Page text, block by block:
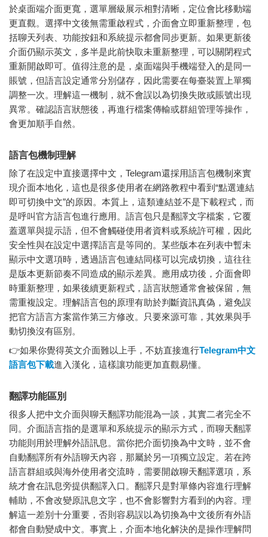
於桌面端介面更寬，選單層級展示相對清晰，定位會比移動端
更直觀。選擇中文後無需重啟程式，介面會立即重新整理，包
括聊天列表、功能按鈕和系統提示都會同步更新。如果更新後
介面仍顯示英文，多半是此前快取未重新整理，可以關閉程式
重新開啟即可。值得注意的是，桌面端與手機端登入的是同一
賬號，但語言設定通常分別儲存，因此需要在每臺裝置上單獨
調整一次。理解這一機制，就不會誤以為切換失敗或賬號出現
異常。確認語言狀態後，再進行檔案傳輸或群組管理等操作，
會更加順手自然。
語言包機制理解
除了在設定中直接選擇中文，Telegram還採用語言包機制來實
現介面本地化，這也是很多使用者在網路教程中看到“點選連結
即可切換中文”的原因。本質上，這類連結並不是下載程式，而
是呼叫官方語言包進行應用。語言包只是翻譯文字檔案，它覆
蓋選單與提示語，但不會觸碰使用者資料或系統許可權，因此
安全性與在設定中選擇語言是等同的。某些版本在列表中暫未
顯示中文選項時，透過語言包連結同樣可以完成切換，這往往
是版本更新節奏不同造成的顯示差異。應用成功後，介面會即
時重新整理，如果後續更新程式，語言狀態通常會被保留，無
需重複設定。理解語言包的原理有助於判斷資訊真偽，避免誤
把官方語言方案當作第三方修改。只要來源可靠，其效果與手
動切換沒有區別。
👉如果你覺得英文介面難以上手，不妨直接進行Telegram中文
語言包下載進入漢化，這樣讓功能更加直觀易懂。
翻譯功能區別
很多人把中文介面與聊天翻譯功能混為一談，其實二者完全不
同。介面語言指的是選單和系統提示的顯示方式，而聊天翻譯
功能則用於理解外語訊息。當你把介面切換為中文時，並不會
自動翻譯所有外語聊天內容，那屬於另一項獨立設定。若在跨
語言群組或與海外使用者交流時，需要開啟聊天翻譯選項，系
統才會在訊息旁提供翻譯入口。翻譯只是對單條內容進行理解
輔助，不會改變原訊息文字，也不會影響對方看到的內容。理
解這一差別十分重要，否則容易誤以為切換為中文後所有外語
都會自動變成中文。事實上，介面本地化解決的是操作理解問